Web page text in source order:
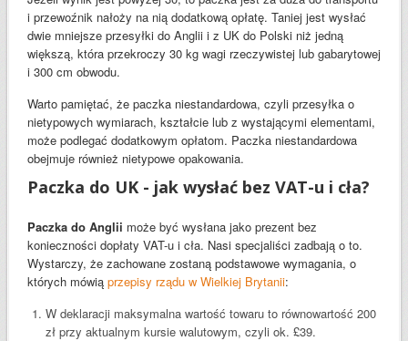
i przewoźnik nałoży na nią dodatkową opłatę. Taniej jest wysłać
dwie mniejsze przesyłki do Anglii i z UK do Polski niż jedną
większą, która przekroczy 30 kg wagi rzeczywistej lub gabarytowej
i 300 cm obwodu.
Warto pamiętać, że paczka niestandardowa, czyli przesyłka o
nietypowych wymiarach, kształcie lub z wystającymi elementami,
może podlegać dodatkowym opłatom. Paczka niestandardowa
obejmuje również nietypowe opakowania.
Paczka do UK - jak wysłać bez VAT-u i cła?
Paczka do Anglii może być wysłana jako prezent bez
konieczności dopłaty VAT-u i cła. Nasi specjaliści zadbają o to.
Wystarczy, że zachowane zostaną podstawowe wymagania, o
których mówią przepisy rządu w Wielkiej Brytanii:
W deklaracji maksymalna wartość towaru to równowartość 200
zł przy aktualnym kursie walutowym, czyli ok. £39.